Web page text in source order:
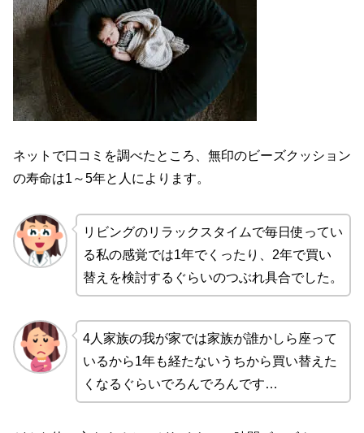
ネットで口コミを調べたところ、無印のビーズクッション
の寿命は1～5年と人によります。
リビングのリラックスタイムで毎日使ってい
る私の感覚では1年でくったり、2年で買い
替えを検討するぐらいのつぶれ具合でした。
4人家族の我が家では家族が誰かしら座って
いるから1年も経たないうちから買い替えた
くなるぐらいでろんでろんです…